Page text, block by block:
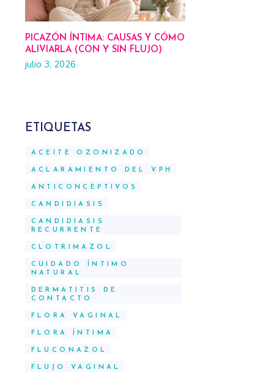
PICAZÓN ÍNTIMA: CAUSAS Y CÓMO
ALIVIARLA (CON Y SIN FLUJO)
julio 3, 2026
ETIQUETAS
ACEITE OZONIZADO
ACLARAMIENTO DEL VPH
ANTICONCEPTIVOS
CANDIDIASIS
CANDIDIASIS
RECURRENTE
CLOTRIMAZOL
CUIDADO ÍNTIMO
NATURAL
DERMATITIS DE
CONTACTO
FLORA VAGINAL
FLORA ÍNTIMA
FLUCONAZOL
FLUJO VAGINAL